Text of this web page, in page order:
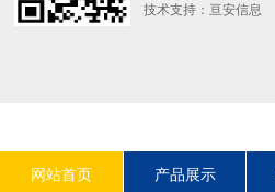
技术支持： 亘安信息
网站首页 产品展示